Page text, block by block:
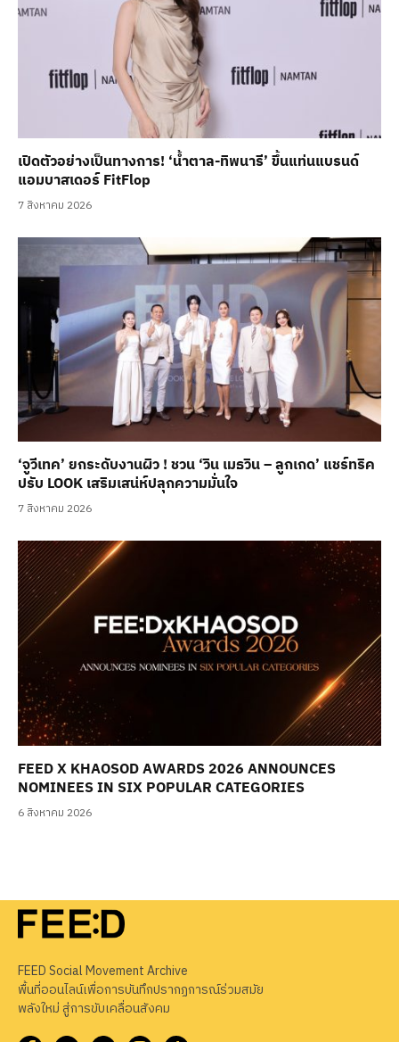
เปิดตัวอย่างเป็นทางการ! ‘น้ำตาล-ทิพนารี’ ขึ้นแท่นแบรนด์
แอมบาสเดอร์ FitFlop
7 สิงหาคม 2026
‘จูวีเทค’ ยกระดับงานผิว ! ชวน ‘วิน เมธวิน – ลูกเกด’ แชร์ทริค
ปรับ LOOK เสริมเสน่ห์ปลุกความมั่นใจ
7 สิงหาคม 2026
FEED X KHAOSOD AWARDS 2026 ANNOUNCES
NOMINEES IN SIX POPULAR CATEGORIES
6 สิงหาคม 2026
FEED Social Movement Archive
พื้นที่ออนไลน์เพื่อการบันทึกปรากฏการณ์ร่วมสมัย
พลังใหม่ สู่การขับเคลื่อนสังคม